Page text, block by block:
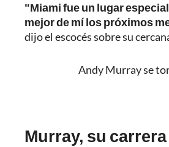
"Miami fue un lugar
mejor de mí los próximos
dijo el escocés sobre su
Andy Murray se
Murray, su